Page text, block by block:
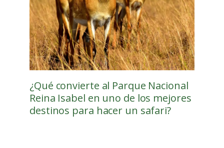
¿Qué convierte al Parque Nacional
Reina Isabel en uno de los mejores
destinos para hacer un safari?